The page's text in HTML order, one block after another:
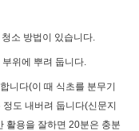
소 방법이 있습니다.
위에 뿌려 둡니다.
니다(이 때 식초를 분무기
도 내버려 둡니다(신문지
활용을 잘하면 20분은 충분